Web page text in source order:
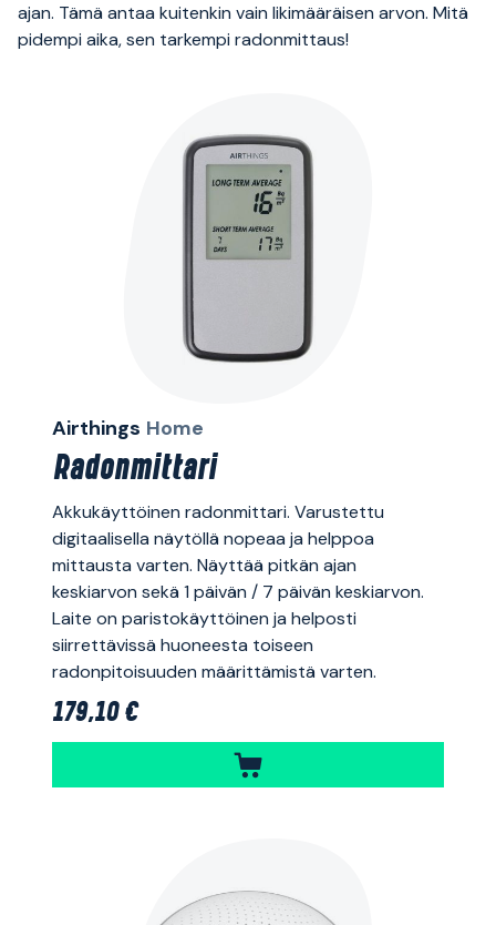
ajan. Tämä antaa kuitenkin vain likimääräisen arvon. Mitä
pidempi aika, sen tarkempi radonmittaus!
Airthings Home
Radonmittari
Akkukäyttöinen radonmittari. Varustettu
digitaalisella näytöllä nopeaa ja helppoa
mittausta varten. Näyttää pitkän ajan
keskiarvon sekä 1 päivän / 7 päivän keskiarvon.
Laite on paristokäyttöinen ja helposti
siirrettävissä huoneesta toiseen
radonpitoisuuden määrittämistä varten.
179,10 €